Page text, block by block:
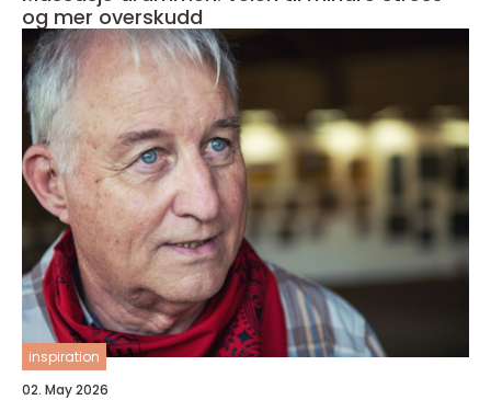
og mer overskudd
inspiration
02. May 2026